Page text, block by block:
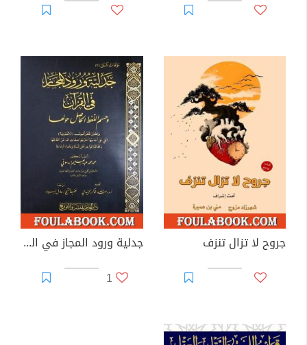
جروح لا تزال تنزف
جدلية ورود المجاز في القرآن الكريم وحسم اللغط الحاصل حولها
1